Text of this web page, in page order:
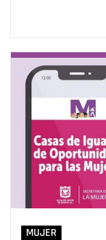
MUJER